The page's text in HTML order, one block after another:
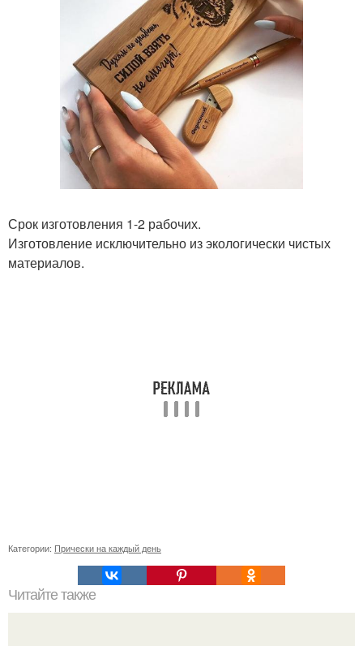
Срок изготовления 1-2 рабочих.
Изготовление исключительно из экологически чистых
материалов.
Категории: Прически на каждый день
Читайте также